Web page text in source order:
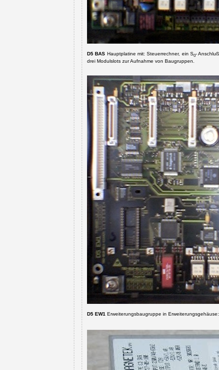
D5 BAS Hauptplatine mit: Steuerrechner, ein S0-
drei Modulslots zur Aufnahme von Baugruppen.
D5 EW1 Erweiterungsbaugruppe in